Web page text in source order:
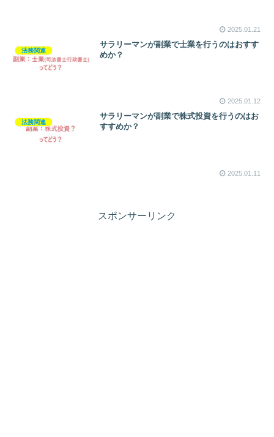
2025.01.21
法務関連
サラリーマンが副業で士業を行うのはおすす
めか？
2025.01.12
法務関連
サラリーマンが副業で株式投資を行うのはお
すすめか？
2025.01.11
スポンサーリンク